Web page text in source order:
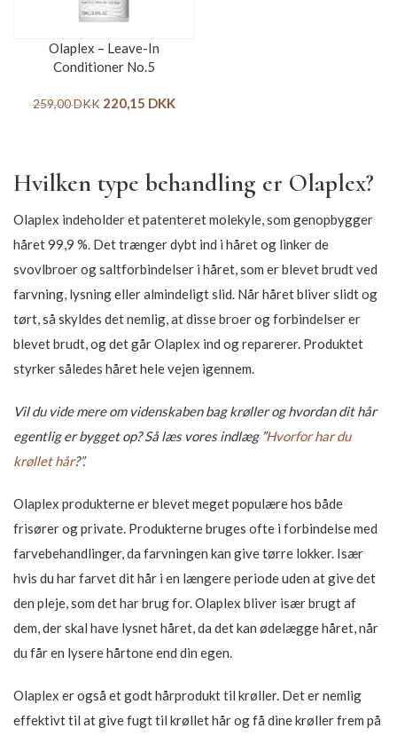
Olaplex – Leave-In
Conditioner No.5
259,00DKK 220,15 DKK
Hvilken type behandling er Olaplex?
Olaplex indeholder et patenteret molekyle, som genopbygger
håret 99,9 %. Det trænger dybt ind i håret og linker de
svovlbroer og saltforbindelser i håret, som er blevet brudt ved
farvning, lysning eller almindeligt slid. Når håret bliver slidt og
tørt, så skyldes det nemlig, at disse broer og forbindelser er
blevet brudt, og det går Olaplex ind og reparerer. Produktet
styrker således håret hele vejen igennem.
Vil du vide mere om videnskaben bag krøller og hvordan dit hår
egentlig er bygget op? Så læs vores indlæg ”Hvorfor har du
krøllet hår?”.
Olaplex produkterne er blevet meget populære hos både
frisører og private. Produkterne bruges ofte i forbindelse med
farvebehandlinger, da farvningen kan give tørre lokker. Især
hvis du har farvet dit hår i en længere periode uden at give det
den pleje, som det har brug for. Olaplex bliver især brugt af
dem, der skal have lysnet håret, da det kan ødelægge håret, når
du får en lysere hårtone end din egen.
Olaplex er også et godt hårprodukt til krøller. Det er nemlig
effektivt til at give fugt til krøllet hår og få dine krøller frem på